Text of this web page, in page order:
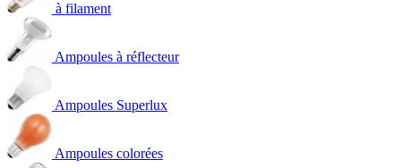
à filament
Ampoules à réflecteur
Ampoules Superlux
Ampoules colorées